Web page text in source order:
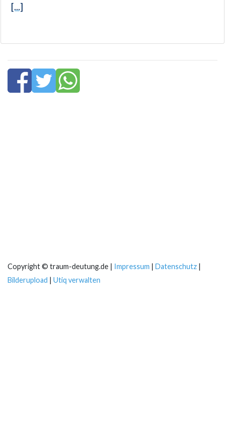
[...]
Copyright © traum-deutung.de | Impressum | Datenschutz |
Bilderupload | Utiq verwalten